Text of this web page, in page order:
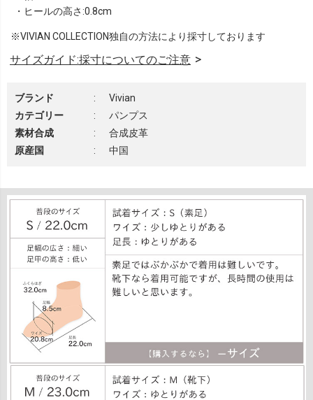
・ヒールの高さ:0.8cm
※VIVIAN COLLECTION独自の方法により採寸しております
サイズガイド:採寸についてのご注意
ブランド :
Vivian
カテゴリー
:
パンプス
素材合成
:
合成皮革
原産国
: 中国